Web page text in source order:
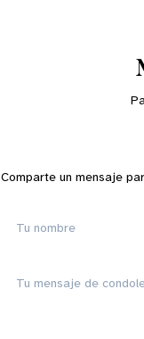
Comparte un mensaje